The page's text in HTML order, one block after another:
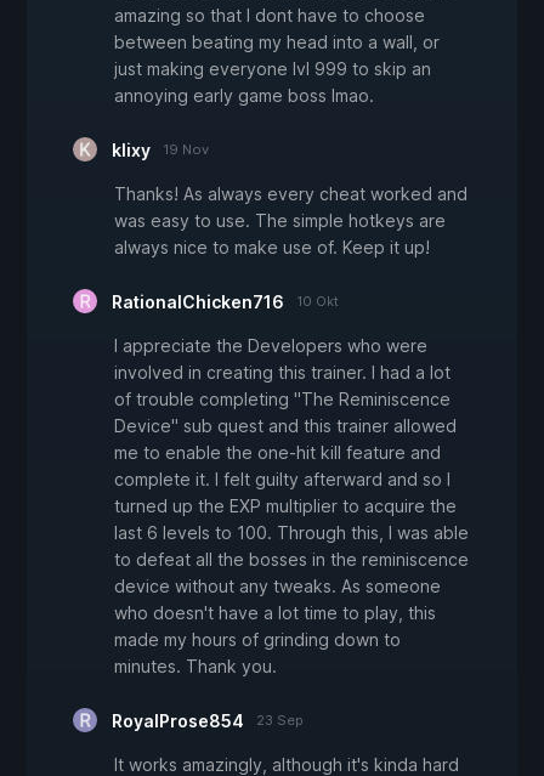
amazing so that I dont have to choose
between beating my head into a wall, or
just making everyone lvl 999 to skip an
annoying early game boss lmao.
klixy 19 Nov
Thanks! As always every cheat worked and
was easy to use. The simple hotkeys are
always nice to make use of. Keep it up!
RationalChicken716 10 Okt
I appreciate the Developers who were
involved in creating this trainer. I had a lot
of trouble completing "The Reminiscence
Device" sub quest and this trainer allowed
me to enable the one-hit kill feature and
complete it. I felt guilty afterward and so I
turned up the EXP multiplier to acquire the
last 6 levels to 100. Through this, I was able
to defeat all the bosses in the reminiscence
device without any tweaks. As someone
who doesn't have a lot time to play, this
made my hours of grinding down to
minutes. Thank you.
RoyalProse854 23 Sep
It works amazingly, although it's kinda hard